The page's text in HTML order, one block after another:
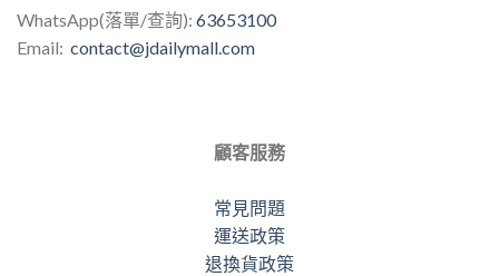
WhatsApp(落單/查詢): 63653100
Email: contact@jdailymall.com
顧客服務
常見問題
運送政策
退換貨政策